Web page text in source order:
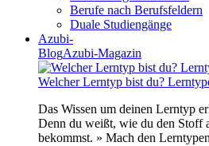
Berufe nach Berufsfeldern
Duale Studiengänge
Azubi-
BlogAzubi-Magazin
Welcher Lerntyp bist du?
Das Wissen um deinen Lerntyp
Denn du weißt, wie du den Stoff
bekommst. » Mach den